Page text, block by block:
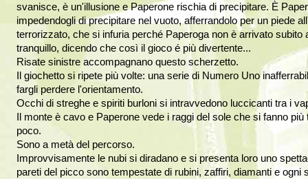
svanisce, è un'illusione e Paperone rischia di precipitare. È
impedendogli di precipitare nel vuoto, afferrandolo per un piede
terrorizzato, che si infuria perché Paperoga non è arrivato
tranquillo, dicendo che così il gioco é più divertente...
Risate sinistre accompagnano questo scherzetto.
Il giochetto si ripete più volte: una serie di Numero Uno
fargli perdere l'orientamento.
Occhi di streghe e spiriti burloni si intravvedono luccicanti tra i
Il monte è cavo e Paperone vede i raggi del sole che si fanno
poco.
Sono a metà del percorso.
Improvvisamente le nubi si diradano e si presenta loro uno
pareti del picco sono tempestate di rubini, zaffiri, diamanti e ogni